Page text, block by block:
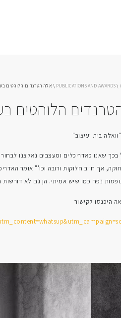
\
PUBLICATIONS AND AWARDS
\ אלה הטרנדים הלוהטים
הלוהטים
בית ועיצוב"
שאנו כאדריכלים ומעצבים נאלצנו
אך חייב חלוקות ורובה וכו'" אומר
נפח כמו שיש אמיתי. הן גם לא
היכנסו לקישור